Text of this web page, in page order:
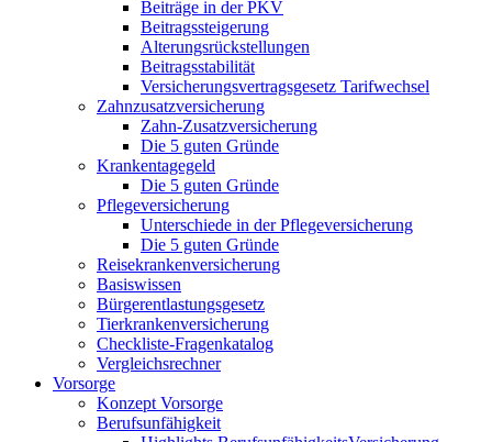
Beiträge in der PKV
Beitragssteigerung
Alterungsrückstellungen
Beitragsstabilität
Versicherungsvertragsgesetz Tarifwechsel
Zahnzusatzversicherung
Zahn-Zusatzversicherung
Die 5 guten Gründe
Krankentagegeld
Die 5 guten Gründe
Pflegeversicherung
Unterschiede in der Pflegeversicherung
Die 5 guten Gründe
Reisekrankenversicherung
Basiswissen
Bürgerentlastungsgesetz
Tierkrankenversicherung
Checkliste-Fragenkatalog
Vergleichsrechner
Vorsorge
Konzept Vorsorge
Berufsunfähigkeit